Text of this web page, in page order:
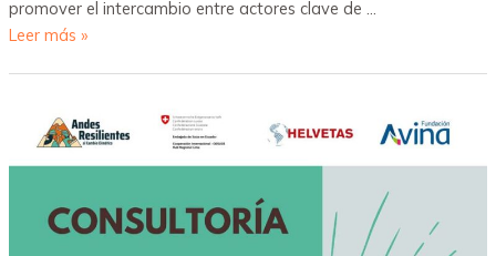
promover el intercambio entre actores clave de …
Leer más »